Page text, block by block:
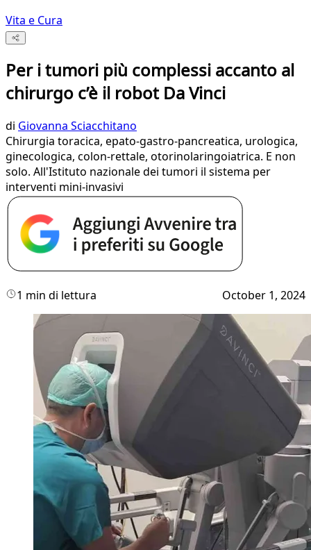
Vita e Cura
Per i tumori più complessi accanto al
chirurgo c’è il robot Da Vinci
di Giovanna Sciacchitano
Chirurgia toracica, epato-gastro-pancreatica, urologica,
ginecologica, colon-rettale, otorinolaringoiatrica. E non
solo. All'Istituto nazionale dei tumori il sistema per
interventi mini-invasivi
1 min di lettura October 1, 2024